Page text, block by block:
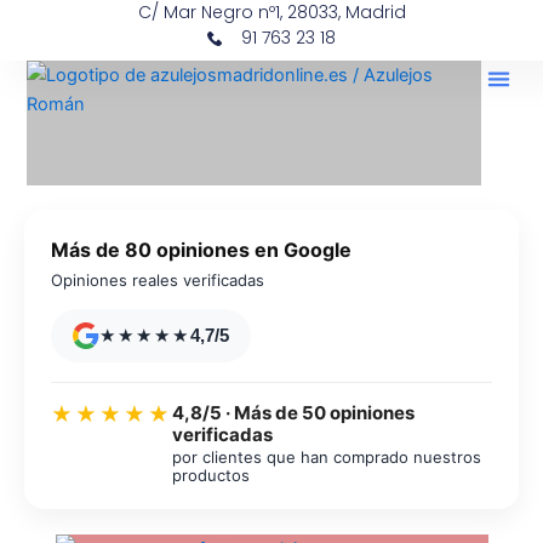
contenido
C/ Mar Negro nº1, 28033, Madrid
91 763 23 18
Más de 80 opiniones en Google
Opiniones reales verificadas
★★★★★4,7/5
★★★★★ 4,8/5 · Más de 50 opiniones
verificadas
por clientes que han comprado nuestros
productos